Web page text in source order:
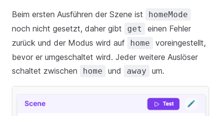
Beim ersten Ausführen der Szene ist homeMode
noch nicht gesetzt, daher gibt get
einen Fehler
zurück und der Modus wird auf
home
voreingestellt,
bevor er umgeschaltet wird. Jeder weitere Auslöser
schaltet zwischen
home und away um.